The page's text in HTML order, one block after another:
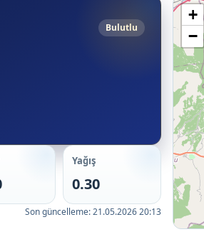
Bulutlu
Yağış
0.30
Son güncelleme:21.05.2026 20:13
+
−